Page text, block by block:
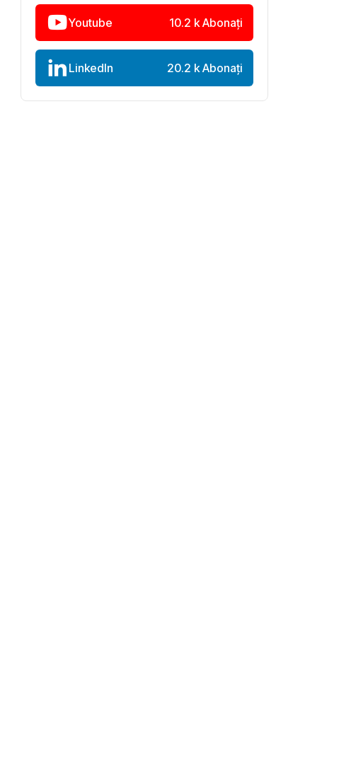
Youtube 10.2 k Abonați
LinkedIn 20.2 k Abonați